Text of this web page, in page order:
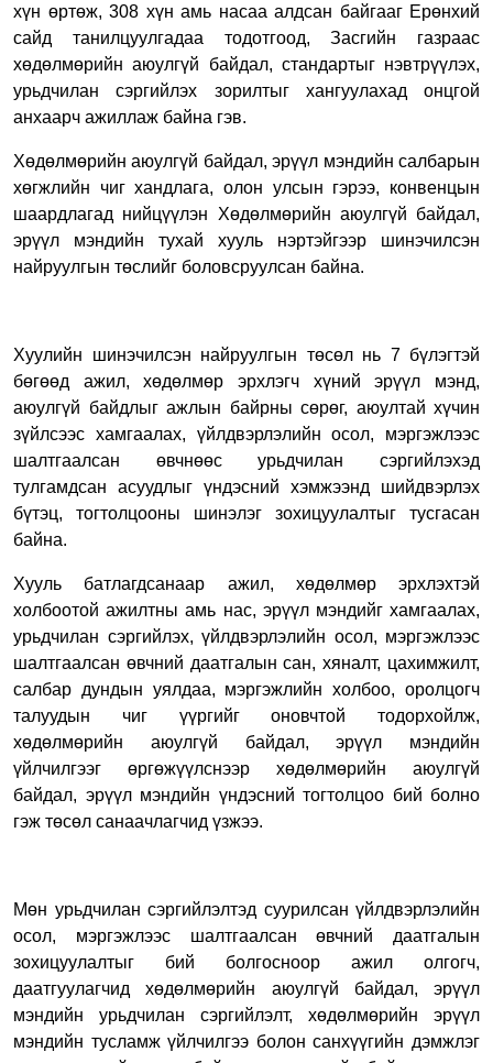
хүн өртөж, 308 хүн амь насаа алдсан байгааг Ерөнхий
сайд танилцуулгадаа тодотгоод, Засгийн газраас
хөдөлмөрийн аюулгүй байдал, стандартыг нэвтрүүлэх,
урьдчилан сэргийлэх зорилтыг хангуулахад онцгой
анхаарч ажиллаж байна гэв.
Хөдөлмөрийн аюулгүй байдал, эрүүл мэндийн салбарын
хөгжлийн чиг хандлага, олон улсын гэрээ, конвенцын
шаардлагад нийцүүлэн Хөдөлмөрийн аюулгүй байдал,
эрүүл мэндийн тухай хууль нэртэйгээр шинэчилсэн
найруулгын төслийг боловсруулсан байна.
Хуулийн шинэчилсэн найруулгын төсөл нь 7 бүлэгтэй
бөгөөд ажил, хөдөлмөр эрхлэгч хүний эрүүл мэнд,
аюулгүй байдлыг ажлын байрны сөрөг, аюултай хүчин
зүйлсээс хамгаалах, үйлдвэрлэлийн осол, мэргэжлээс
шалтгаалсан өвчнөөс урьдчилан сэргийлэхэд
тулгамдсан асуудлыг үндэсний хэмжээнд шийдвэрлэх
бүтэц, тогтолцооны шинэлэг зохицуулалтыг тусгасан
байна.
Хууль батлагдсанаар ажил, хөдөлмөр эрхлэхтэй
холбоотой ажилтны амь нас, эрүүл мэндийг хамгаалах,
урьдчилан сэргийлэх, үйлдвэрлэлийн осол, мэргэжлээс
шалтгаалсан өвчний даатгалын сан, хяналт, цахимжилт,
салбар дундын уялдаа, мэргэжлийн холбоо, оролцогч
талуудын чиг үүргийг оновчтой тодорхойлж,
хөдөлмөрийн аюулгүй байдал, эрүүл мэндийн
үйлчилгээг өргөжүүлснээр хөдөлмөрийн аюулгүй
байдал, эрүүл мэндийн үндэсний тогтолцоо бий болно
гэж төсөл санаачлагчид үзжээ.
Мөн урьдчилан сэргийлэлтэд суурилсан үйлдвэрлэлийн
осол, мэргэжлээс шалтгаалсан өвчний даатгалын
зохицуулалтыг бий болгосноор ажил олгогч,
даатгуулагчид хөдөлмөрийн аюулгүй байдал, эрүүл
мэндийн урьдчилан сэргийлэлт, хөдөлмөрийн эрүүл
мэндийн тусламж үйлчилгээ болон cанхүүгийн дэмжлэг